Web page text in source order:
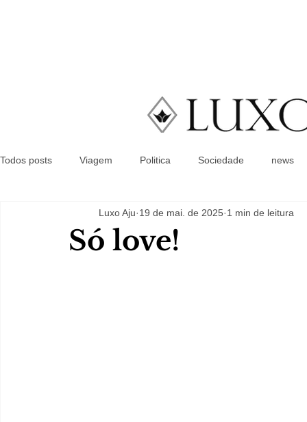
Todos posts Viagem Politica Sociedade news
Só love!
Luxo Aju 19 de mai. de 2025 1 min de leitura